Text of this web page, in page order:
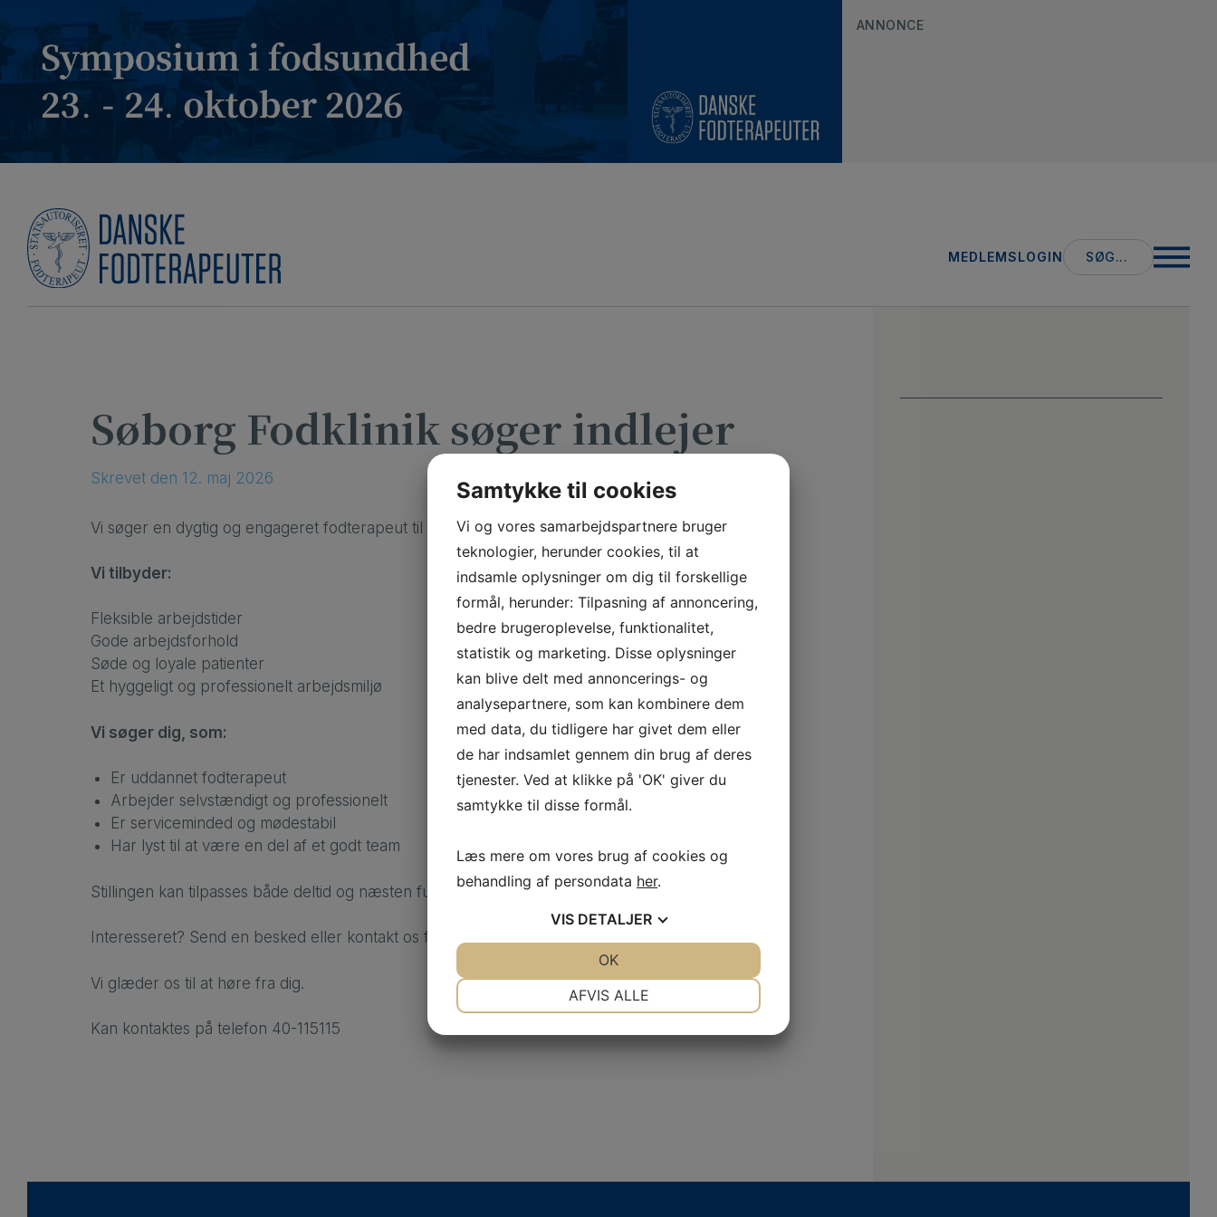
indholdet
ANNONCE
MEDLEMSLOGIN Search
for:
Søborg Fodklinik søger indlejer
Skrevet den 12. maj 2026
Vi søger en dygtig og engageret fodterapeut til vores klinik 2–5 dage om ugen.
Vi tilbyder:
Fleksible arbejdstider
Gode arbejdsforhold
Søde og loyale patienter
Et hyggeligt og professionelt arbejdsmiljø
Vi søger dig, som:
Er uddannet fodterapeut
Arbejder selvstændigt og professionelt
Er serviceminded og mødestabil
Har lyst til at være en del af et godt team
Stillingen kan tilpasses både deltid og næsten fuldtid afhængigt af dine ønsker.
Interesseret? Send en besked eller kontakt os for mere information.
Vi glæder os til at høre fra dig.
Kan kontaktes på telefon 40-115115
Samtykke til cookies
Vi og vores samarbejdspartnere bruger
teknologier, herunder cookies, til at
indsamle oplysninger om dig til forskellige
formål, herunder: Tilpasning af annoncering,
bedre brugeroplevelse, funktionalitet,
statistik og marketing. Disse oplysninger
kan blive delt med annoncerings- og
analysepartnere, som kan kombinere dem
med data, du tidligere har givet dem eller
de har indsamlet gennem din brug af deres
tjenester. Ved at klikke på 'OK' giver du
samtykke til disse formål.
Læs mere om vores brug af cookies og
behandling af persondata her.
VIS DETALJER
AFVIS ALLE
OK